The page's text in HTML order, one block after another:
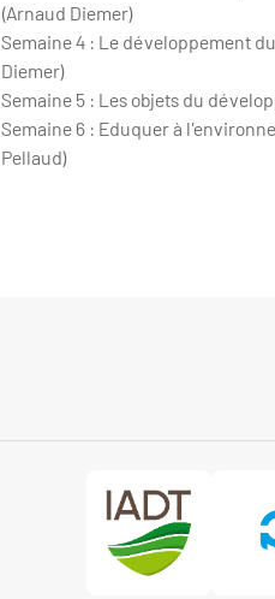
(Arnaud Diemer)
Semaine 4 : Le développement
Diemer)
Semaine 5 : Les objets du
Semaine 6 : Eduquer à
Pellaud)